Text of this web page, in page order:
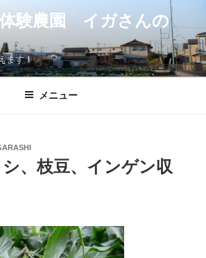
験農園 イガさんの
ます！
メニュー
シ、枝豆、インゲン収